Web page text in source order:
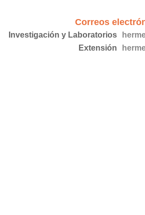
Correos
Investigación y Laboratorios
Extensión